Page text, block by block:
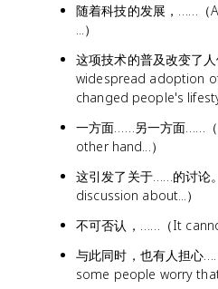
随着科技的发展，……（
...）
这项技术的普及改变了
widespread adoption
changed people's
一方面……另一方面……
other hand...）
这引发了关于……的讨论
discussion about...）
不可否认，……（It
与此同时，也有人担心
some people worry